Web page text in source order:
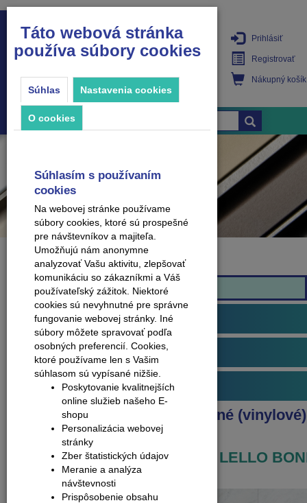
PRODUKTY
Prihlásiť
Registrovať
Nákupný košík
Značka
Arbiton
Plávajúce podlahy
Obvodové lišty (soklové)
Príslušenstvo k podlahám
Produkty
Podlahy kompozitné (vinylové)
Arbiton
AMARON FORMA CAF 265 LELLO
Táto webová stránka
používa súbory cookies
Súhlas Nastavenia cookies
O cookies
Súhlasím s používaním
cookies
Na webovej stránke používame
súbory cookies, ktoré sú prospešné
pre návštevníkov a majiteľa.
Umožňujú nám anonymne
analyzovať Vašu aktivitu, zlepšovať
komunikáciu so zákazníkmi a Váš
používateľský zážitok. Niektoré
cookies sú nevyhnutné pre správne
fungovanie webovej stránky. Iné
súbory môžete spravovať podľa
osobných preferencií. Cookies,
ktoré používame len s Vašim
súhlasom sú vypísané nižšie.
Poskytovanie kvalitnejších
online služieb našeho E-
shopu
Personalizácia webovej
stránky
Zber štatistických údajov
Meranie a analýza
návštevnosti
Prispôsobenie obsahu